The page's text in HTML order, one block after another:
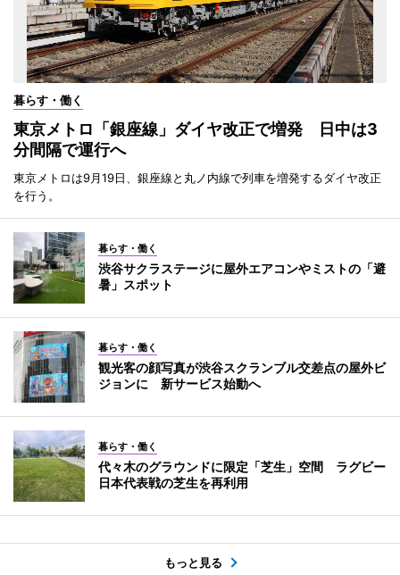
暮らす・働く
東京メトロ「銀座線」ダイヤ改正で増発 日中は3
分間隔で運行へ
東京メトロは9月19日、銀座線と丸ノ内線で列車を増発するダイヤ改正
を行う。
暮らす・働く
渋谷サクラステージに屋外エアコンやミストの「避
暑」スポット
暮らす・働く
観光客の顔写真が渋谷スクランブル交差点の屋外ビ
ジョンに 新サービス始動へ
暮らす・働く
代々木のグラウンドに限定「芝生」空間 ラグビー
日本代表戦の芝生を再利用
もっと見る